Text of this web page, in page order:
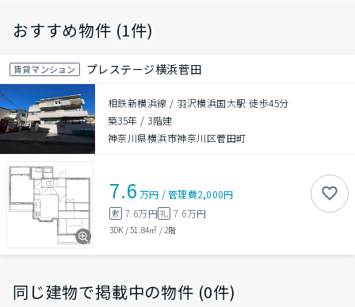
おすすめ物件 (1件)
賃貸マンション プレステージ横浜菅田
相鉄新横浜線 / 羽沢横浜国大駅 徒歩45分
築35年 / 3階建
神奈川県横浜市神奈川区菅田町
7.6 万円 /管理費2,000円
敷 7.6万円礼 7.6万円
3DK /51.84㎡ / 2階
同じ建物で掲載中の物件 (0件)